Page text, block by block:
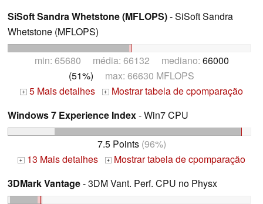
SiSoft Sandra Whetstone (MFLOPS)- SiSoft Sandra
Whetstone (MFLOPS)
min: 65680 média: 66132 mediano: 66000
(51%) max: 66630 MFLOPS
+ 5 Mais detalhes + Mostrar tabela de cpomparação
Windows 7 Experience Index- Win7 CPU
7.5 Points(96%)
+ 13 Mais detalhes +
Mostrar tabela de cpomparação
3DMark Vantage- 3DM Vant. Perf. CPU no Physx